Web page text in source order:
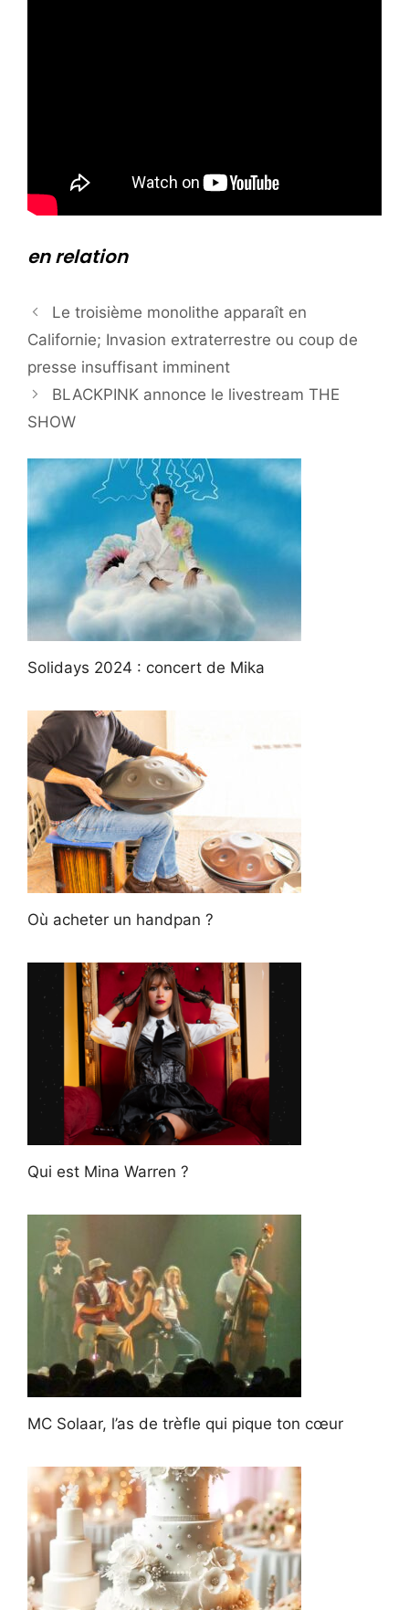
en relation
Le troisième monolithe apparaît en
Californie; Invasion extraterrestre ou coup de
presse insuffisant imminent
BLACKPINK annonce le livestream THE
SHOW
Solidays 2024 : concert de Mika
Où acheter un handpan ?
Qui est Mina Warren ?
MC Solaar, l’as de trèfle qui pique ton cœur